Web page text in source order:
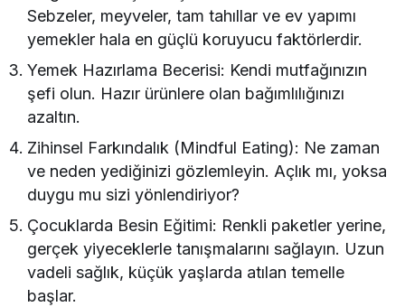
Sebzeler, meyveler, tam tahıllar ve ev yapımı
yemekler hala en güçlü koruyucu faktörlerdir.
Yemek Hazırlama Becerisi: Kendi mutfağınızın
şefi olun. Hazır ürünlere olan bağımlılığınızı
azaltın.
Zihinsel Farkındalık (Mindful Eating): Ne zaman
ve neden yediğinizi gözlemleyin. Açlık mı, yoksa
duygu mu sizi yönlendiriyor?
Çocuklarda Besin Eğitimi: Renkli paketler yerine,
gerçek yiyeceklerle tanışmalarını sağlayın. Uzun
vadeli sağlık, küçük yaşlarda atılan temelle
başlar.